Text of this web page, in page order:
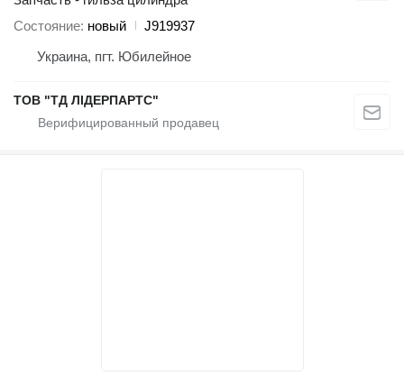
Состояние новый
J919937
Украина, пгт. Юбилейное
ТОВ "ТД ЛІДЕРПАРТС"